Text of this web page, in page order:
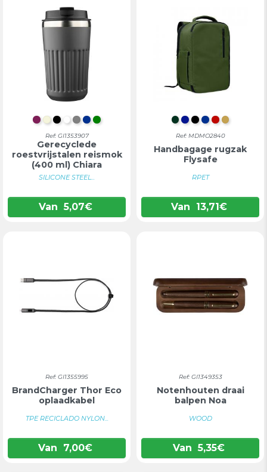
BORDEAUX
BEIGE
ZWART
WITGRIJS
BLAUW
GROEN
Ref: GI1353907
Gerecyclede
roestvrijstalen reismok
(400 ml) Chiara
SILICONE STEEL...
Van 5,07€
DONKERGROEN
ZWART
BLAUW
ROOD
OCHER
Ref: MDMO2840
Handbagage rugzak
Flysafe
RPET
Van 13,71€
Ref: GI1355995
BrandCharger Thor Eco
oplaadkabel
TPE RECICLADO NYLON...
Van 7,00€
Ref: GI1349353
Notenhouten draai
balpen Noa
WOOD
Van 5,35€